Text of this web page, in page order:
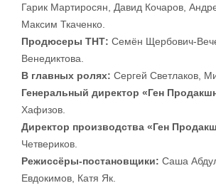
Гарик Мартиросян, Давид Кочаров,
Максим Ткаченко.
Продюсеры ТНТ: Семён Щербович-
Венедиктова.
В главных ролях: Сергей Светлаков,
Генеральный директор «Ген
Хафизов.
Директор производства «Ген
Четвериков.
Режиссёры-постановщики: Саша
Евдокимов, Катя Як.